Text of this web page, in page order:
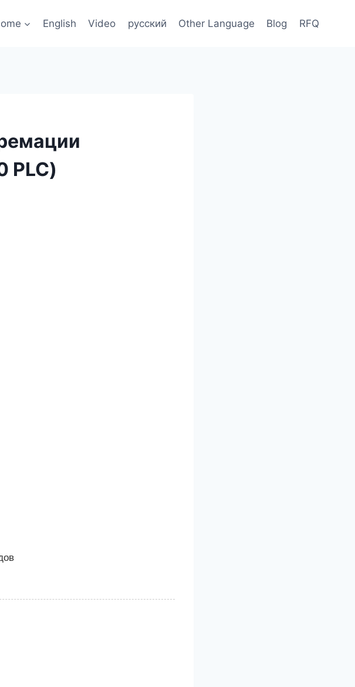
English Video русский Other Language Blog RFQ
PLC)